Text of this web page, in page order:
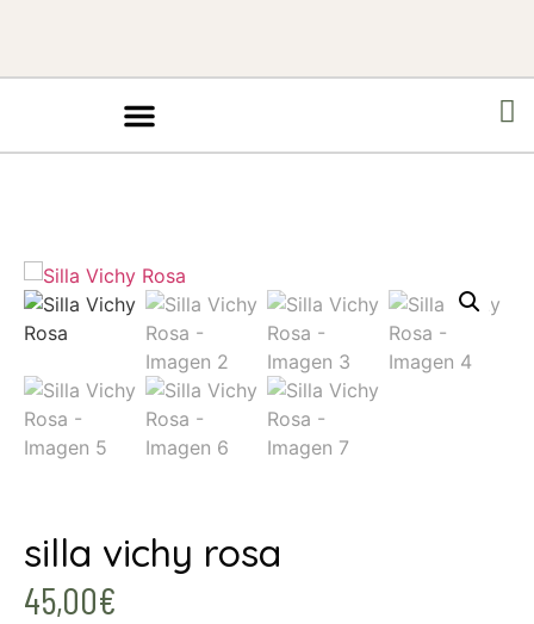
silla vichy rosa
45,00€